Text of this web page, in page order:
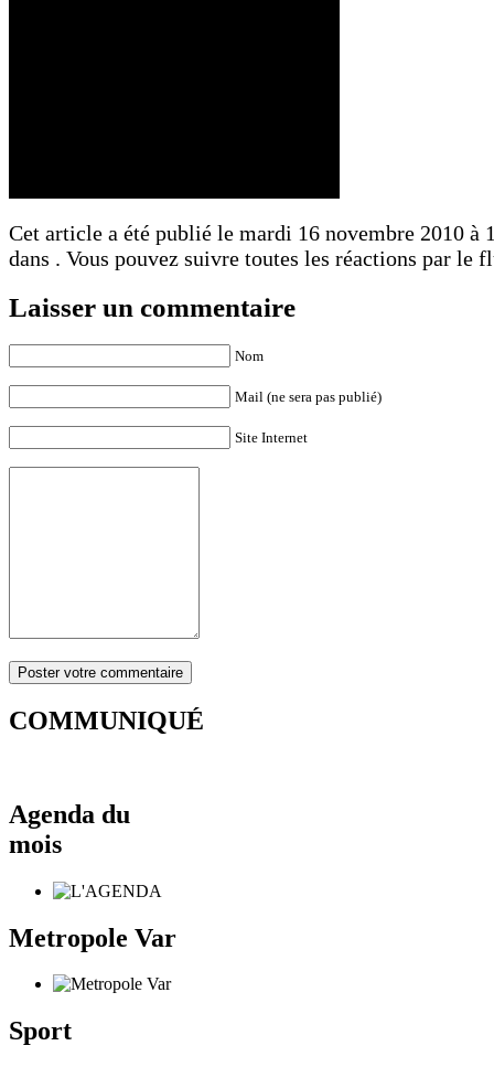
Cet article a été publié le mardi 16 novembre 2010 à
dans . Vous pouvez suivre toutes les réactions par le
Laisser un commentaire
Nom
Mail (ne sera pas publié)
Site Internet
COMMUNIQUÉ
Agenda du
mois
Metropole Var
Sport